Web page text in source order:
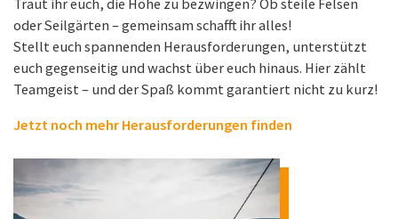
oder Seilgärten – gemeinsam schafft ihr alles!
Stellt euch spannenden Herausforderungen, unterstützt
euch gegenseitig und wachst über euch hinaus. Hier zählt
Teamgeist – und der Spaß kommt garantiert nicht zu kurz!
Jetzt noch mehr Herausforderungen finden